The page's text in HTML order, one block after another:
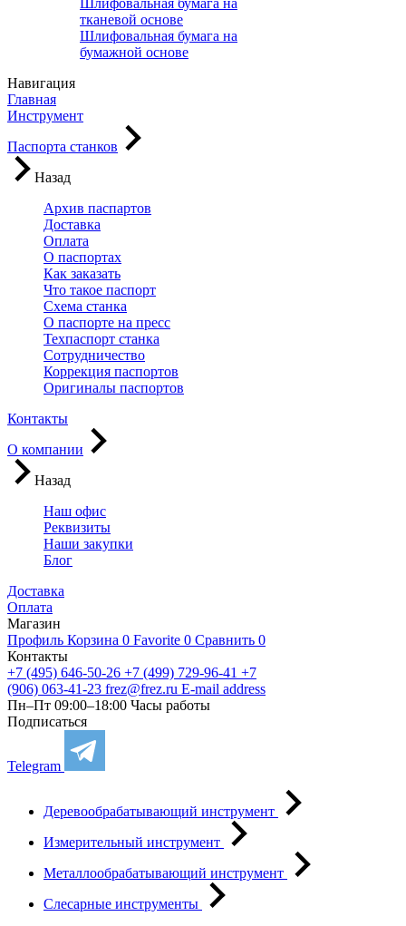
Шлифовальная бумага на
тканевой основе
Шлифовальная бумага на
бумажной основе
Навигация
Главная
Инструмент
Паспорта станков
Назад
Архив паспартов
Доставка
Оплата
О паспортах
Как заказать
Что такое паспорт
Схема станка
О паспорте на пресс
Техпаспорт станка
Сотрудничество
Коррекция паспортов
Оригиналы паспортов
Контакты
О компании
Назад
Наш офис
Реквизиты
Наши закупки
Блог
Доставка
Оплата
Магазин
Профиль Корзина 0 Favorite 0 Сравнить 0
Контакты
+7 (495) 646-50-26 +7 (499) 729-96-41 +7
(906) 063-41-23 frez@frez.ru E-mail address
Пн–Пт 09:00–18:00 Часы работы
Подписаться
Telegram
Деревообрабатывающий инструмент
Измерительный инструмент
Металлообрабатывающий инструмент
Слесарные инструменты